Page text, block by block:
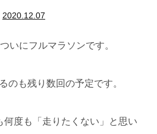
2020.12.07
いにフルマラソンです。
のも残り数回の予定です。
何度も「走りたくない」と思い